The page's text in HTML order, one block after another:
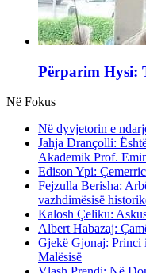
Përparim Hysi:
Në Fokus
Në dyvjetorin e
Jahja Drançolli:
Akademik Prof.
Edison Ypi:
Fejzulla Berisha:
vazhdimësisë
Kalosh Çeliku:
Albert Habazaj:
Gjekë Gjonaj: Princi
Malësisë